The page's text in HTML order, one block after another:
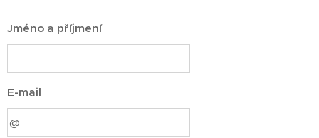
Jméno a příjmení
E-mail